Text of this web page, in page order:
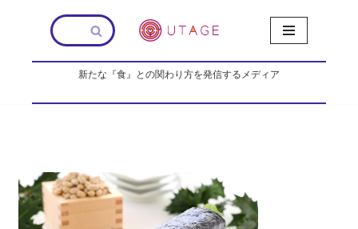
ッ
プ
新たな『食』との関わり方を発信するメディア